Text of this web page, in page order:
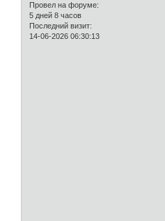
Провел на форуме:
5 дней 8 часов
Последний визит:
14-06-2026 06:30:13